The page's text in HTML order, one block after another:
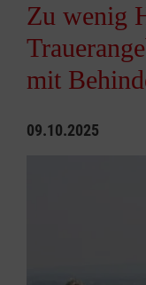
Zu wenig
mit
09.10.2025